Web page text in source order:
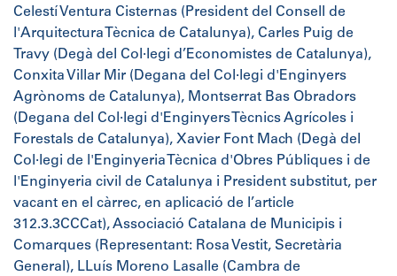
Celestí Ventura Cisternas (President del Consell de
l'Arquitectura Tècnica de Catalunya), Carles Puig de
Travy (Degà del Col·legi d’Economistes de Catalunya),
Conxita Villar Mir (Degana del Col·legi d'Enginyers
Agrònoms de Catalunya), Montserrat Bas Obradors
(Degana del Col·legi d'Enginyers Tècnics Agrícoles i
Forestals de Catalunya), Xavier Font Mach (Degà del
Col·legi de l'Enginyeria Tècnica d'Obres Públiques i de
l'Enginyeria civil de Catalunya i President substitut, per
vacant en el càrrec, en aplicació de l’article
312.3.3CCCat), Associació Catalana de Municipis i
Comarques (Representant: Rosa Vestit, Secretària
General), LLuís Moreno Lasalle (Cambra de